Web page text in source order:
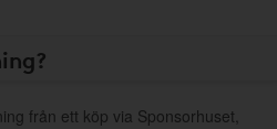
från ett köp via Sponsorhuset,